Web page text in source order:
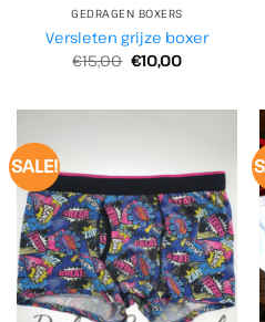
GEDRAGEN BOXERS
Versleten grijze boxer
€15,00 Oorspronkelijke
prijs
€10,00Huidige
SALE!